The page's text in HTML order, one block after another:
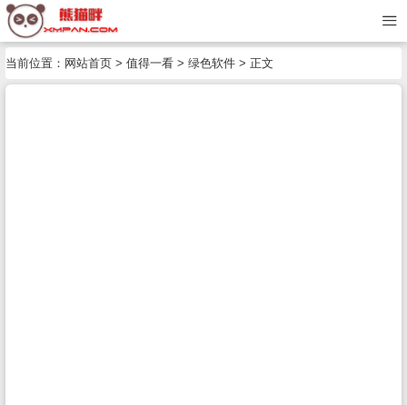
当前位置： 网站首页 > 值得一看 > 绿色软件 > 正文